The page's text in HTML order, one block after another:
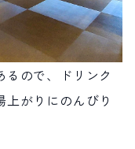
るので、ドリンク
がりにのんびり